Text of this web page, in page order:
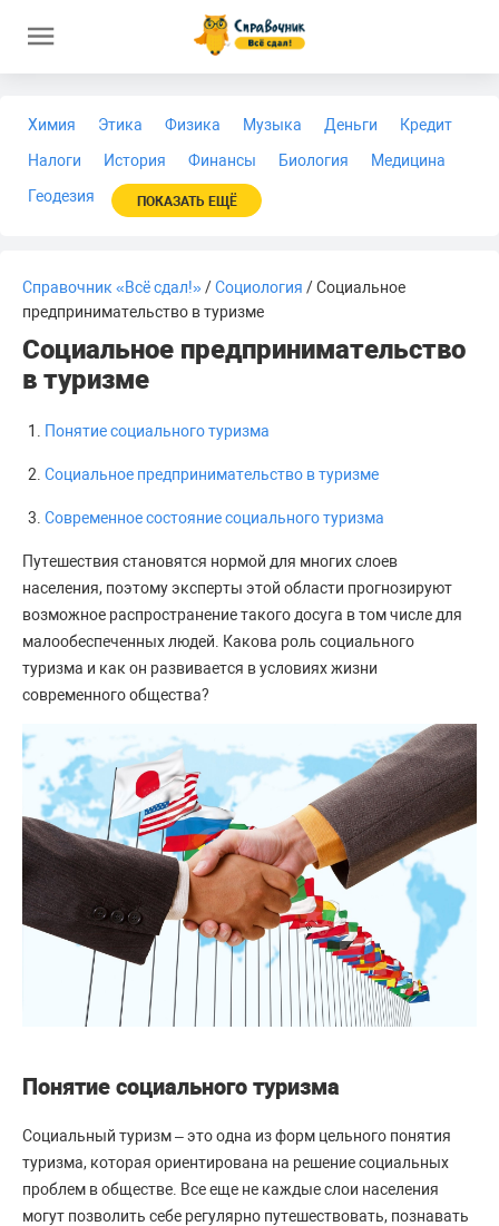
Химия Этика Физика Музыка Деньги
Кредит
Налоги
История Финансы Биология
Медицина
Геодезия
ПОКАЗАТЬ ЕЩЁ
Справочник «Всё сдал!»/Социология / Социальное
предпринимательство в туризме
Социальное предпринимательство
в туризме
Понятие социального туризма
Социальное предпринимательство в туризме
Современное состояние социального туризма
Путешествия становятся нормой для многих слоев
населения, поэтому эксперты этой области прогнозируют
возможное распространение такого досуга в том числе для
малообеспеченных людей. Какова роль социального
туризма и как он развивается в условиях жизни
современного общества?
Понятие социального туризма
Социальный туризм – это одна из форм цельного понятия
туризма, которая ориентирована на решение социальных
проблем в обществе. Все еще не каждые слои населения
могут позволить себе регулярно путешествовать, познавать